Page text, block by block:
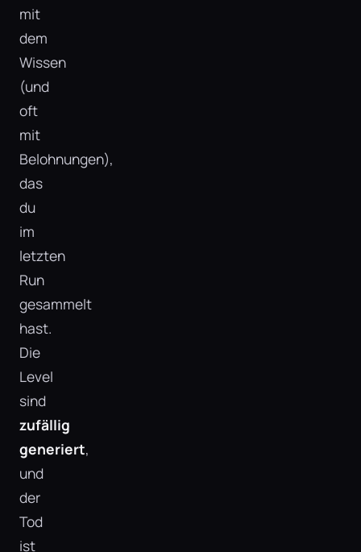
mit
dem
Wissen
(und
oft
mit
Belohnungen),
das
du
im
letzten
Run
gesammelt
hast.
Die
Level
sind
zufällig
generiert,
und
der
Tod
ist